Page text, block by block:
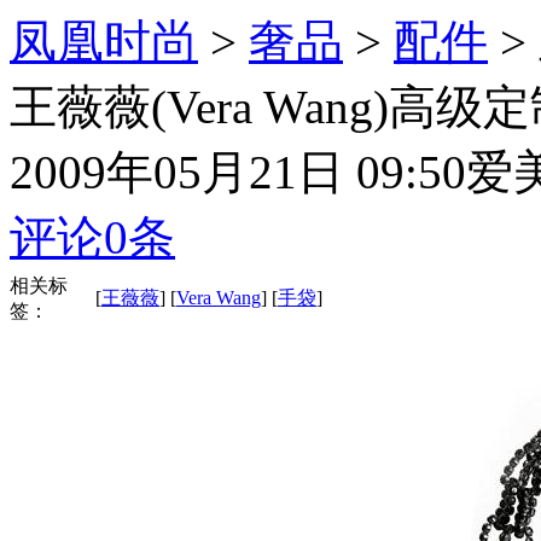
凤凰时尚 > 奢品 > 配件 >
王薇薇(Vera Wang)高级
2009年05月21日 09:50爱
评论0条
相关标
签：
[王薇薇] [Vera Wang] [手袋]